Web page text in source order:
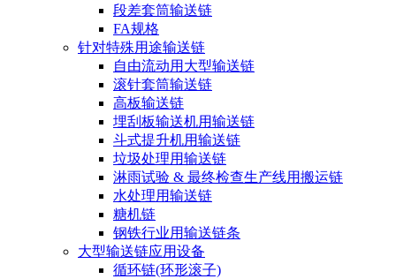
段差套筒输送链
FA规格
针对特殊用途输送链
自由流动用大型输送链
滚针套筒输送链
高板输送链
埋刮板输送机用输送链
斗式提升机用输送链
垃圾处理用输送链
淋雨试验 & 最终检查生产线用搬运链
水处理用输送链
糖机链
钢铁行业用输送链条
大型输送链应用设备
循环链(环形滚子)